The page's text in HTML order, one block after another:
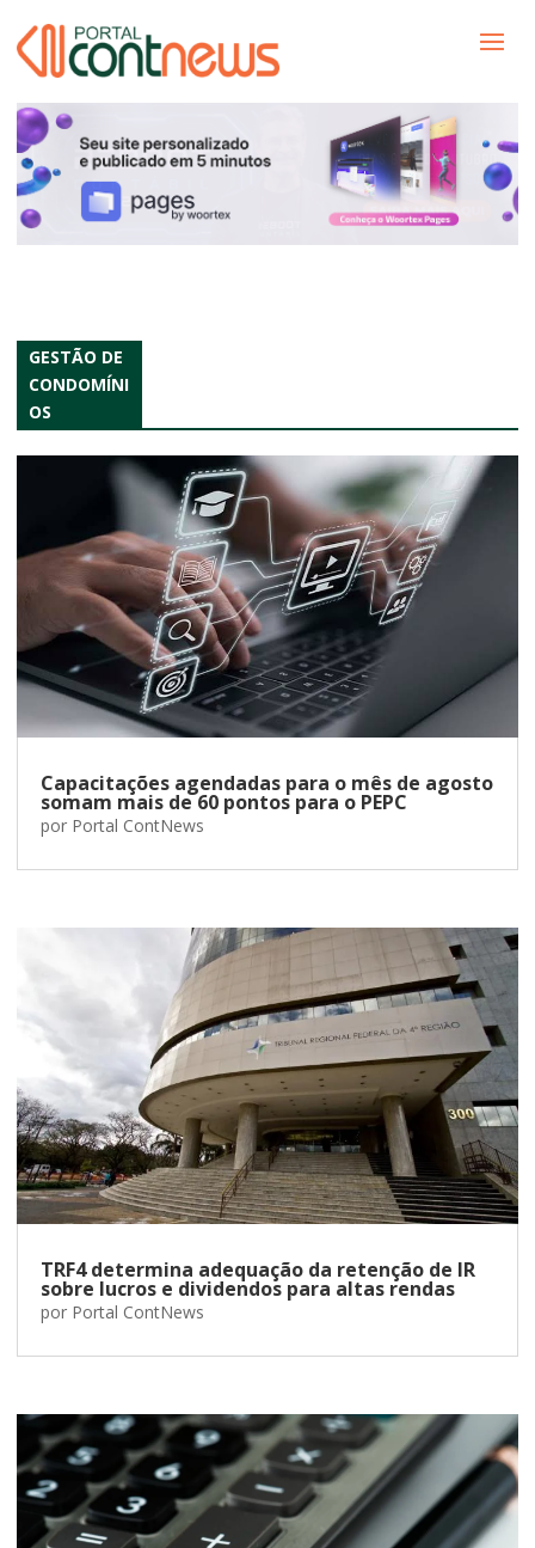
GESTÃO DE
CONDOMÍNI
OS
Capacitações agendadas para o mês de agosto
somam mais de 60 pontos para o PEPC
por Portal ContNews
TRF4 determina adequação da retenção de IR
sobre lucros e dividendos para altas rendas
por Portal ContNews